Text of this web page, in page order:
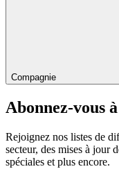
Compagnie
Abonnez-vous
Rejoignez nos listes de
secteur, des mises à jour
spéciales et plus encore.